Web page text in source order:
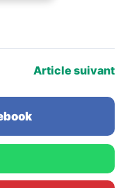
Article suivant